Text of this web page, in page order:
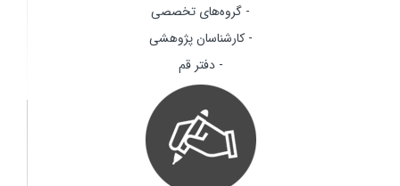
- گروه‌های تخصصی
- کارشناسان پژوهشی
- دفتر قم